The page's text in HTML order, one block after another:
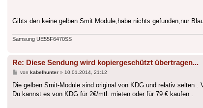
Gibts den keine gelben Smit Module,habe nichts gefunden,nur
Samsung UE55F6470SS
Re: Diese Sendung wird kopiergeschützt übertragen...
Beitrag
von kabelhunter» 10.01.2014, 21:12
Die gelben Smit-Module sind original von KDG und relativ selten .
Du kannst es von KDG für 2€/mtl. mieten oder für 79 € kaufen .